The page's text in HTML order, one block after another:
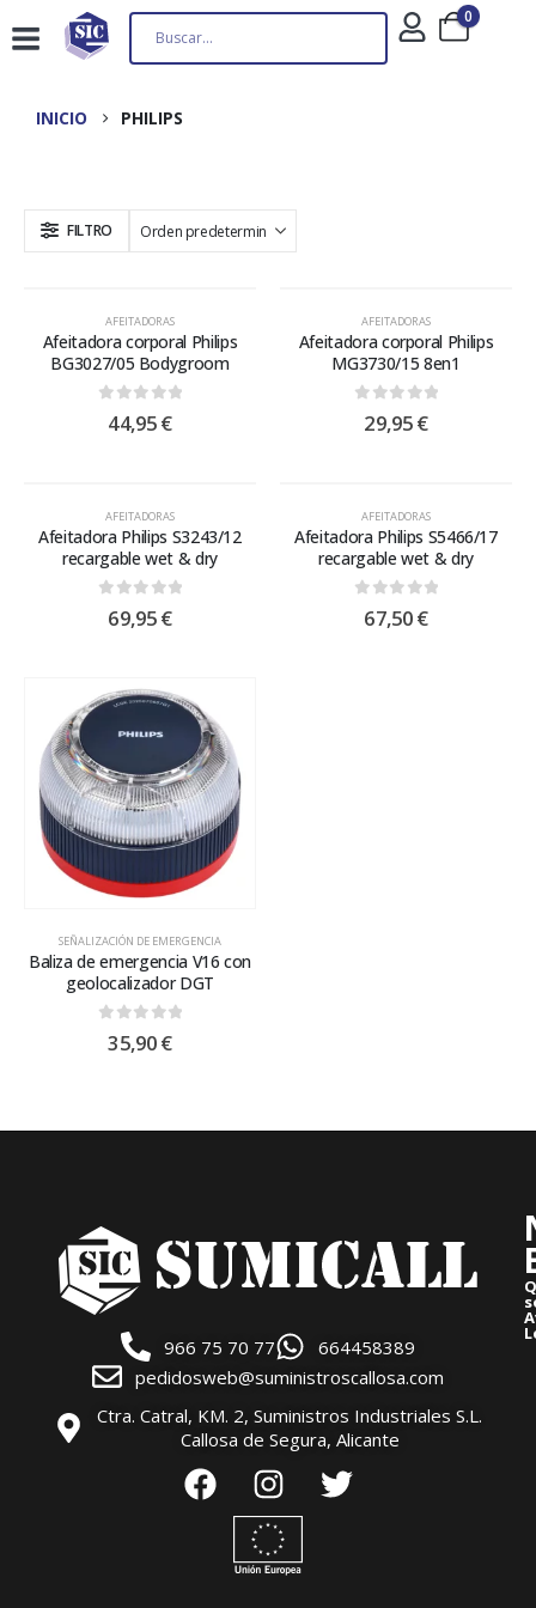
0
INICIO PHILIPS
FILTRO
AFEITADORAS
Afeitadora corporal Philips
BG3027/05 Bodygroom
out of 5
44,95€
AFEITADORAS
Afeitadora corporal Philips
MG3730/15 8en1
out of 5
29,95€
AFEITADORAS
Afeitadora Philips S3243/12
recargable wet & dry
out of 5
69,95€
AFEITADORAS
Afeitadora Philips S5466/17
recargable wet & dry
out of 5
67,50€
SEÑALIZACIÓN DE EMERGENCIA
Baliza de emergencia V16 con
geolocalizador DGT
0out of 5
35,90€
966 75 70 77
664458389
pedidosweb@suministroscallosa.com
Ctra. Catral, KM. 2, Suministros Industriales S.L.
Callosa de Segura, Alicante